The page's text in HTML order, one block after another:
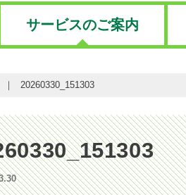
サービスのご案内
20260330_151303